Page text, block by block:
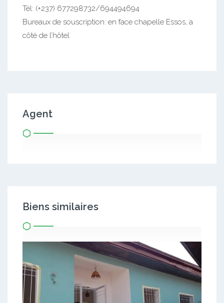
Tél: (+237) 677298732/694494694
Bureaux de souscription: en face chapelle Essos, a
côté de l’hôtel
Agent
Biens similaires